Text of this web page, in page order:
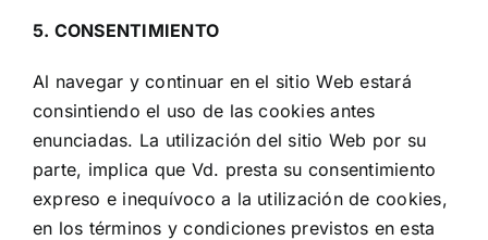
5. CONSENTIMIENTO
Al navegar y continuar en el sitio Web estará
consintiendo el uso de las cookies antes
enunciadas. La utilización del sitio Web por su
parte, implica que Vd. presta su consentimiento
expreso e inequívoco a la utilización de cookies,
en los términos y condiciones previstos en esta